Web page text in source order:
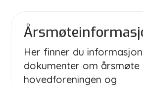
Her finner du
dokumenter om årsmøte
hovedforeningen og